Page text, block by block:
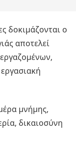
δοκιμάζονται ο
αποτελεί
μνήμης,
δικαιοσύνη